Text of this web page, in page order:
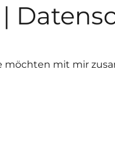
möchten mit mir